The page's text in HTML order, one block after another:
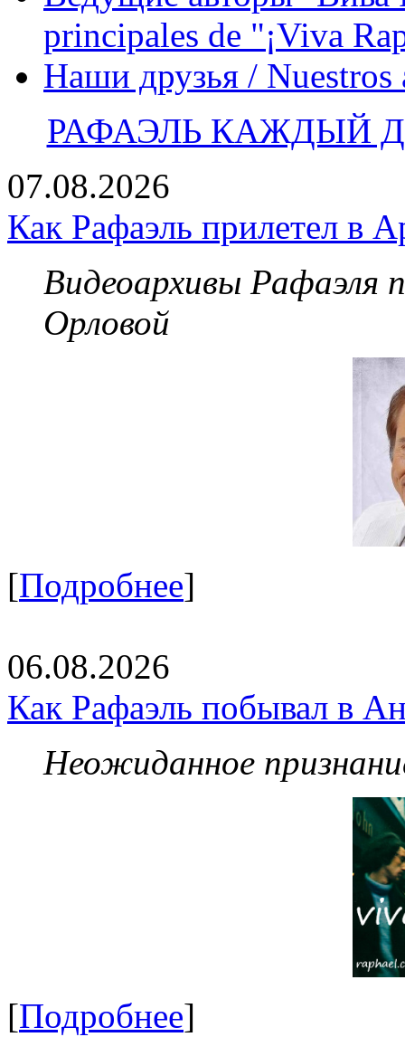
principales de "¡Viva
Наши друзья / Nuestros
РАФАЭЛЬ КАЖДЫЙ
07.08.2026
Как Рафаэль прилетел в
Видеоархивы Рафаэля
Орловой
[Подробнее]
06.08.2026
Как Рафаэль побывал в
Неожиданное
[Подробнее]